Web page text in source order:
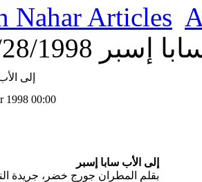
Nahar Articles
11/28/1998
إلى الأب
1998 00:00
إلى الأب سابا إسبر
بقلم المطران جورج خضر، جريدة النهار